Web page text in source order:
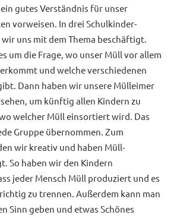
gutes Verständnis für unser
vorweisen. In drei Schulkinder-
uns mit dem Thema beschäftigt.
um die Frage, wo unser Müll vor allem
und welche verschiedenen
Dann haben wir unsere Mülleimer
um künftig allen Kindern zu
welcher Müll einsortiert wird. Das
Gruppe übernommen. Zum
wir kreativ und haben Müll-
So haben wir den Kindern
jeder Mensch Müll produziert und es
zu trennen. Außerdem kann man
Sinn geben und etwas Schönes